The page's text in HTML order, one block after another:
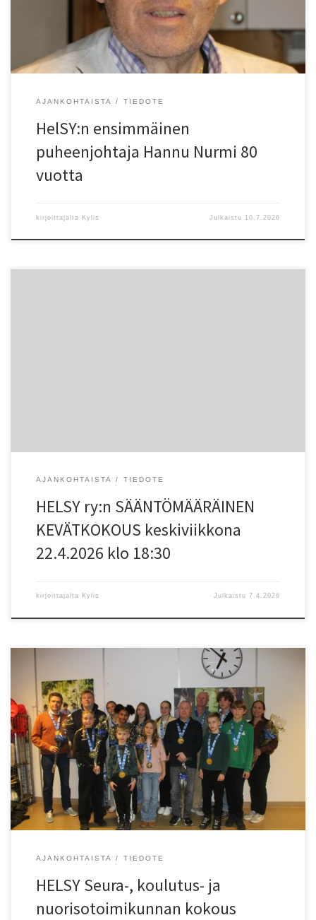
Yleisurheilu toimi lajiliiton, Suomen Urheiluliitto r.y (SUL),
alaisuudessa taloudellisesti itsenäisesti […]
AJANKOHTAISTA TIEDOTE
HelSY:n ensimmäinen
puheenjohtaja Hannu Nurmi 80
vuotta
kirjoittajalta Kylis Julkaistu 10.7.2026
AJANKOHTAISTA TIEDOTE
HELSY ry:n SÄÄNTÖMÄÄRÄINEN
KEVÄTKOKOUS keskiviikkona
22.4.2026 klo 18:30
kirjoittajalta Kylis Julkaistu7.4.2026
Aika: Keskiviikko 8.4.2026 17:30-19:30 Paikka: Liikuntamyllyn
koulutustila Toimikunta: Maarit Ovaska, HKV, puheenjohtaja; Piia
Hannukainen HeTa; Heikki Mäkinen, KU-58; Marja Toikka, TapE ja
Juha Kylänpää sihteeri. Kokous on avoin kaikille seurojen
edustajille Aiheet: Leiritys Tulevat Tähdet Ohjaaja- ja
tuomarikoulutus Seurojen organisointi Terveuloa!
AJANKOHTAISTA TIEDOTE
HELSY Seura-, koulutus- ja
nuorisotoimikunnan kokous